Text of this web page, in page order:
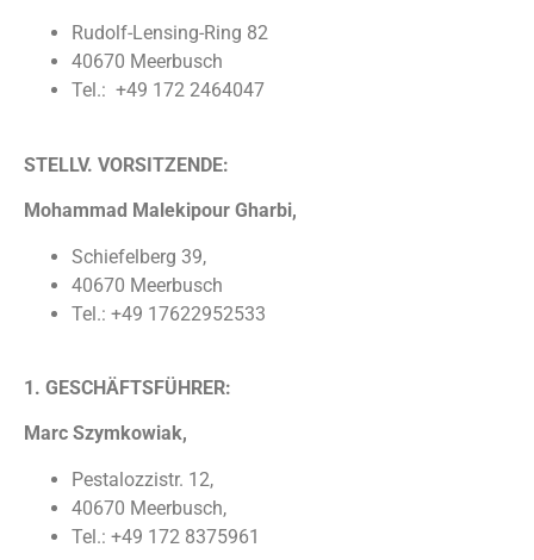
Rudolf-Lensing-Ring 82
40670 Meerbusch
Tel.: +49 172 2464047
STELLV. VORSITZENDE:
Mohammad Malekipour Gharbi,
Schiefelberg 39,
40670 Meerbusch
Tel.: +49 17622952533
1. GESCHÄFTSFÜHRER:
Marc Szymkowiak,
Pestalozzistr. 12,
40670 Meerbusch,
Tel.: +49 172 8375961